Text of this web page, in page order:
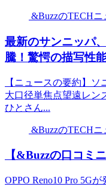
&BuzzのTECHニ
最新のサンニッパ
騰！驚愕の描写性
【ニュースの要約】
大口径単焦点望遠レン
ひとさん...
&BuzzのTECHニ
【&Buzzの口コミ
OPPO Reno10 Pro 5G